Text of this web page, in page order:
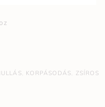
, KORPÁSODÁS, ZSÍROS